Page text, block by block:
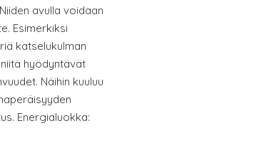
avulla voidaan
Esimerkiksi
katselukulman
hyödyntävät
Näihin kuuluu
Energialuokka: